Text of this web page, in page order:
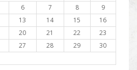
6 7 8
9
13 14 15
16
20 21 22
23
27 28 29
30